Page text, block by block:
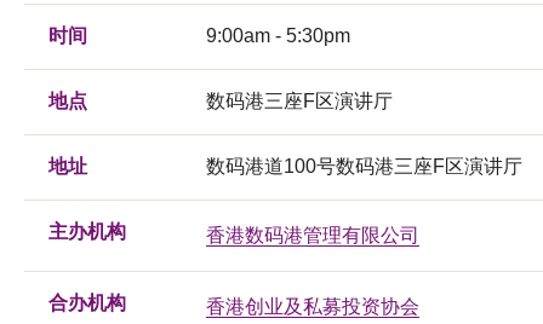
时间 9:00am - 5:30pm
地点 数码港三座F区演讲厅
地址 数码港道100号数码港三座F区演讲厅
主办机构 香港数码港管理有限公司
合办机构 香港创业及私募投资协会